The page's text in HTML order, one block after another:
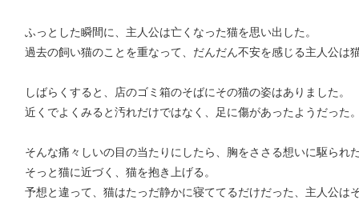
ふっとした瞬間に、主人公は亡くなった猫を思い出した。
過去の飼い猫のことを重なって、だんだん不安を感じる主人公は
しばらくすると、店のゴミ箱のそばにその猫の姿はありました。
近くでよくみると汚れだけではなく、足に傷があったようだった
そんな痛々しいの目の当たりにしたら、胸をささる想いに駆られ
そっと猫に近づく、猫を抱き上げる。
予想と違って、猫はたっだ静かに寝ててるだけだった、主人公は